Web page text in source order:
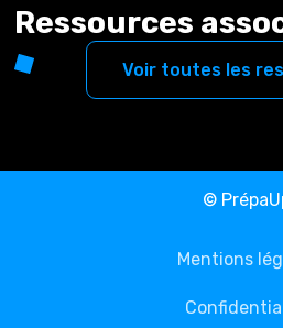
Ressources
Voir toutes les
©
Mentions